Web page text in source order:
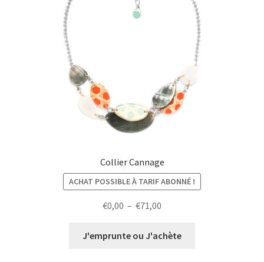
Collier Cannage
ACHAT POSSIBLE À TARIF ABONNÉ !
€0,00 – €71,00
prix :
J'emprunte ou J'achète